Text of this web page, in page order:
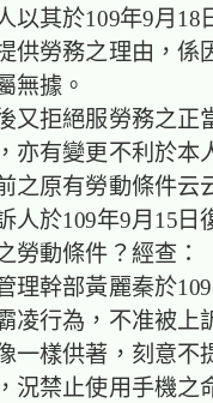
以其於109年9月18
供勞務之理由，係
無據。
拒絕服勞務之正
亦有變更不利於本
原有勞動條件云
人於109年9月15日
勞動條件？經查：
部黃麗秦於109
凌行為，不准被上
一樣供著，刻意不
況禁止使用手機之